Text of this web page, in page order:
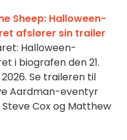
Sheep: Halloween-
afslører sin trailer
Halloween-
i biografen den 21.
Se traileren til
Aardman-eventyr
Cox og Matthew